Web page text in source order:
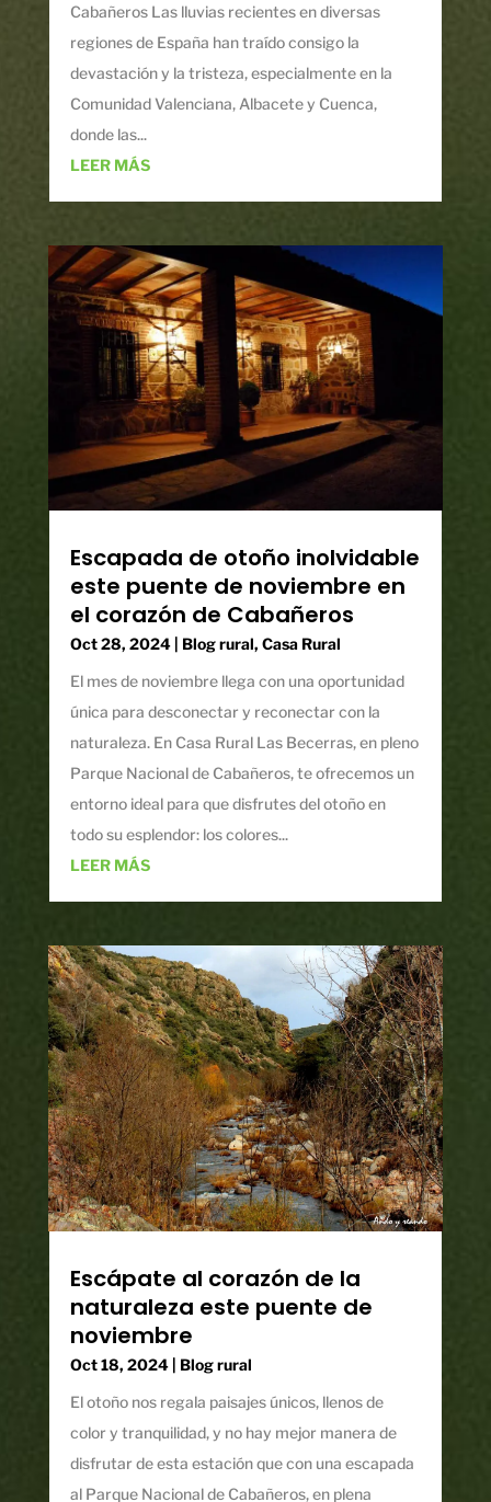
Cabañeros Las lluvias recientes en diversas
regiones de España han traído consigo la
devastación y la tristeza, especialmente en la
Comunidad Valenciana, Albacete y Cuenca,
donde las...
LEER MÁS
Escapada de otoño inolvidable
este puente de noviembre en
el corazón de Cabañeros
Oct 28, 2024| Blog rural, Casa Rural
El mes de noviembre llega con una oportunidad
única para desconectar y reconectar con la
naturaleza. En Casa Rural Las Becerras, en pleno
Parque Nacional de Cabañeros, te ofrecemos un
entorno ideal para que disfrutes del otoño en
todo su esplendor: los colores...
LEER MÁS
Escápate al corazón de la
naturaleza este puente de
noviembre
Oct 18, 2024| Blog rural
El otoño nos regala paisajes únicos, llenos de
color y tranquilidad, y no hay mejor manera de
disfrutar de esta estación que con una escapada
al Parque Nacional de Cabañeros, en plena